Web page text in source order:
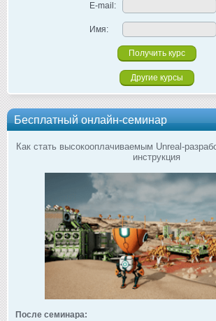
E-mail:
Имя:
Другие курсы
Бесплатный онлайн-семинар
Как стать высокооплачиваемым Unreal-
инструкция
После семинара: